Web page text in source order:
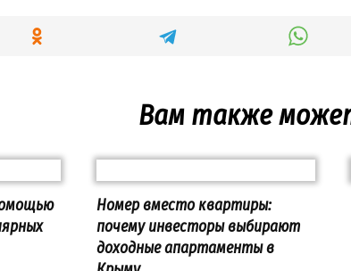
Вам также
Номер вместо квартиры:
почему инвесторы выбирают
доходные апартаменты в